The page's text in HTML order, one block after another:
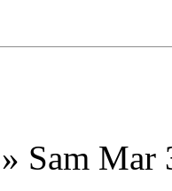
» Sam Mar